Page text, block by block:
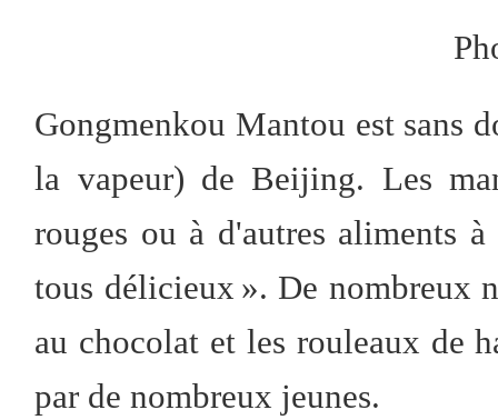
P
Gongmenkou Mantou est sans
la vapeur) de Beijing. Les
rouges ou à d'autres aliments
tous délicieux ». De nombreux
au chocolat et les rouleaux de
par de nombreux jeunes.